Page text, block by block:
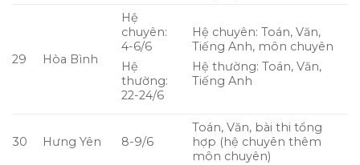
29 Hòa Bình
Hệ
chuyên:
4-6/6
Hệ
thường:
22-24/6
Hệ chuyên: Toán, Văn,
Tiếng Anh, môn chuyên
Hệ thường: Toán, Văn,
Tiếng Anh
30 Hưng Yên 8-9/6
Toán, Văn, bài thi tổng
hợp (hệ chuyên thêm
môn chuyên)